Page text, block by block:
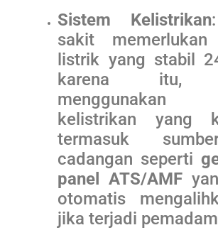
Sistem Kelistrikan
sakit memerlukan
listrik yang stabil
karena itu,
menggunakan
kelistrikan yang
termasuk
cadangan seperti
panel ATS/AMF
otomatis
jika terjadi